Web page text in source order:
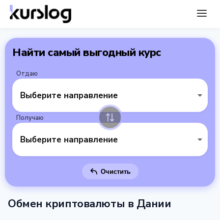
Найти самый выгодный курс
Отдаю
Выберите направление
Получаю
Выберите направление
Очистить
Обмен криптовалюты в Дании